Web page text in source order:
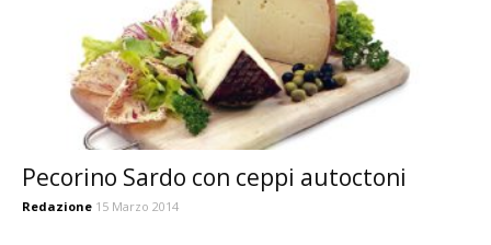
Pecorino Sardo con ceppi autoctoni
Redazione 15 Marzo 2014